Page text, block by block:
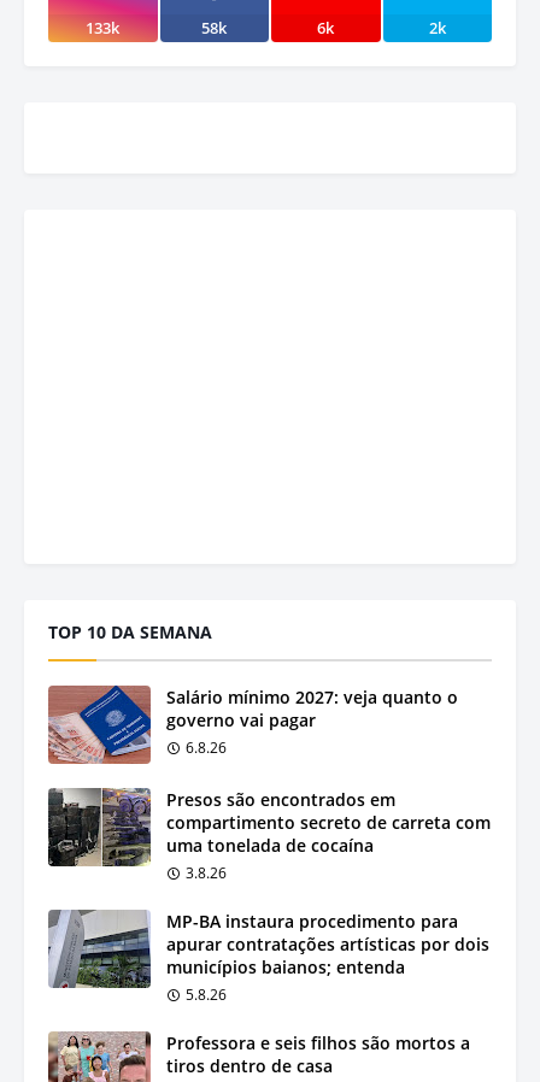
133k 58k 6k 2k
TOP 10 DA SEMANA
Salário mínimo 2027: veja quanto o
governo vai pagar
6.8.26
Presos são encontrados em
compartimento secreto de carreta com
uma tonelada de cocaína
3.8.26
MP-BA instaura procedimento para
apurar contratações artísticas por dois
municípios baianos; entenda
5.8.26
Professora e seis filhos são mortos a
tiros dentro de casa